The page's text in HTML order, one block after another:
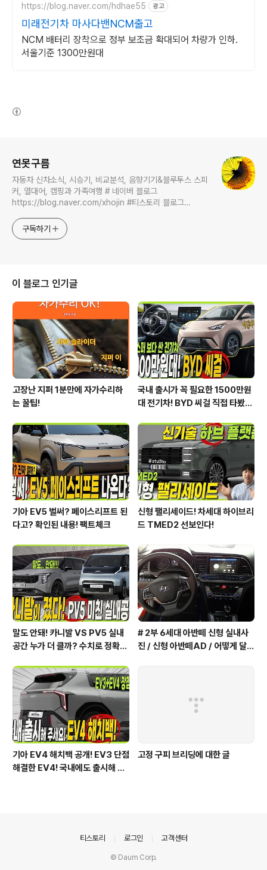
https://blog.naver.com/hdhae55 광고
미래전기차 마사다밴NCM출고
NCM 배터리 장착으로 정부 보조금 확대되어 차량가 인하.
서울기준 1300만원대
연못구름
자동차 신차소식, 시승기, 비교분석, 음향기기&블루투스 스피
커, 열대어, 캠핑과 가족여행 # 네이버 블로그
https://blog.naver.com/xhojin #티스토리 블로그
https://www.youtube.com/c/연못구름 콜라보 문의는
xhojin@naver.com 으로 주시면 신속하게 답변 드리겠습니
구독하기
이 블로그 인기글
고장난 지퍼 1분만에 자가수리하
는 꿀팁!
국내 출시가 꼭 필요한 1500만원
대 전기차! BYD 씨걸 직접 타봤습
기아 EV5 벌써? 페이스리프트 된
다고? 확인된 내용! 팩트체크
신형 팰리세이드! 차세대 하이브리
드 TMED2 선보인다!
말도 안돼! 카니발 VS PV5 실내
공간 누가 더 클까? 수치로 정확하
# 2부 6세대 아반떼 신형 실내사
진 / 신형 아반떼AD / 어떻게 달라
기아 EV4 해치백 공개! EV3 단점
해결한 EV4! 국내에도 출시해 주
고정 구피 브리딩에 대한 글
티스토리 로그인 고객센터
© Daum Corp.